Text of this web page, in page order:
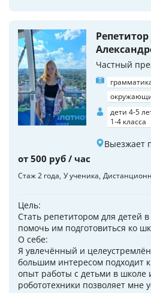
Частный
дети 4-5
1-4 класса
Выезжает
от 500 руб / час
Стаж 2 года У ученика
Цель:
Стать репетитором для детей
помочь им подготовиться ко
О себе:
Я увлечённый и
большим интересом подходит
опыт работы с детьми в школе
робототехники позволяет мне